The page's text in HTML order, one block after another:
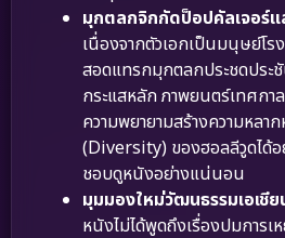
มุกตลกจิกกัดป็อปคัลเจอร์แ
เนื่องจากตัวเอกเป็นมนุษย์โ
สอดแทรกมุกตลกประชดประ
กระแสหลัก ภาพยนตร์เทศกา
ความพยายามสร้างความหลา
(Diversity) ของฮอลลีวูดได้
ชอบดูหนังอย่างแน่นอน
มุมมองใหม่วัฒนธรรมเอเชี
หนังไม่ได้พูดถึงเรื่องปมการเ